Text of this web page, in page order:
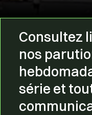
Consultez
nos
série et